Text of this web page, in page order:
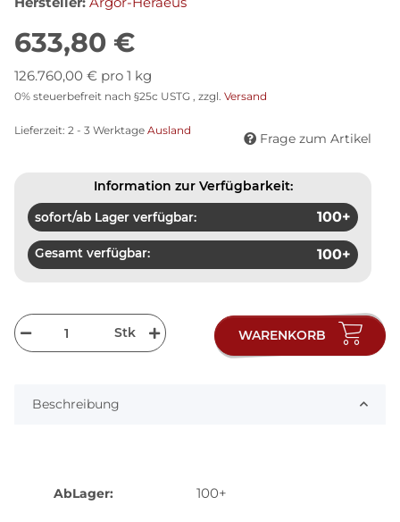
633,80 €
126.760,00 € pro 1 kg
0% steuerbefreit nach §25c USTG , zzgl. Versand
Lieferzeit: 2 - 3 Werktage Ausland
Frage zum Artikel
Information zur Verfügbarkeit:
sofort/ab Lager verfügbar: 100+
Gesamt verfügbar: 100+
Stk WARENKORB
Beschreibung
AbLager: 100+